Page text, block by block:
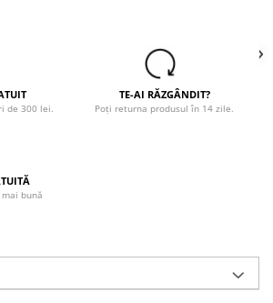
de 300 lei.
TE-AI RĂZGÂNDIT?
Poți returna produsul în 14 zile.
bună